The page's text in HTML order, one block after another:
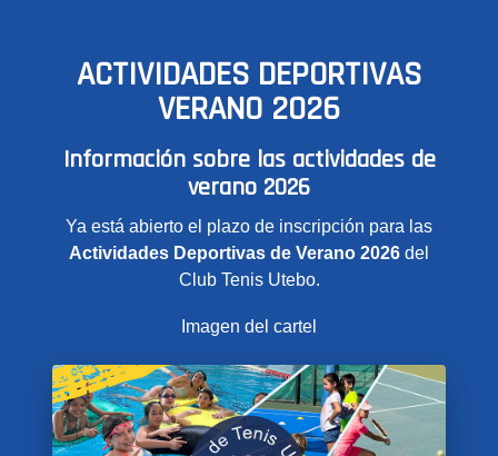
ACTIVIDADES DEPORTIVAS
VERANO 2026
Información sobre las actividades de
verano 2026
Ya está abierto el plazo de inscripción para las
Actividades Deportivas de Verano 2026 del
Club Tenis Utebo.
Imagen del cartel